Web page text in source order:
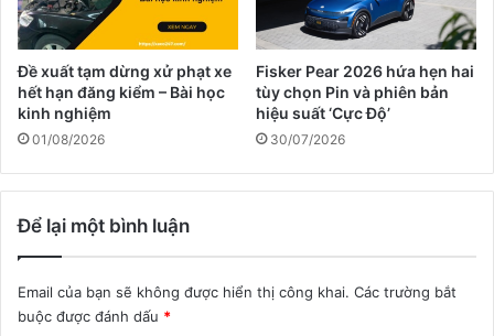
Đề xuất tạm dừng xử phạt xe
hết hạn đăng kiểm – Bài học
kinh nghiệm
01/08/2026
Fisker Pear 2026 hứa hẹn hai
tùy chọn Pin và phiên bản
hiệu suất ‘Cực Độ’
30/07/2026
Để lại một bình luận
Email của bạn sẽ không được hiển thị công khai. Các trường bắt
buộc được đánh dấu *